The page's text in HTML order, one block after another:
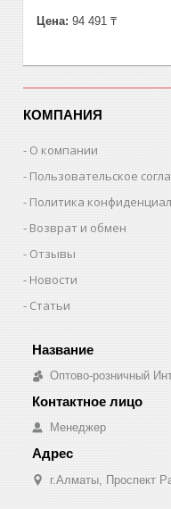
Цена: 94 491 ₸
КОМПАНИЯ
О компании
Пользовательское
Политика
Возврат и обмен
Отзывы
Новости
Статьи
Оптово-розничный
Менеджер
г.Алматы, Проспект